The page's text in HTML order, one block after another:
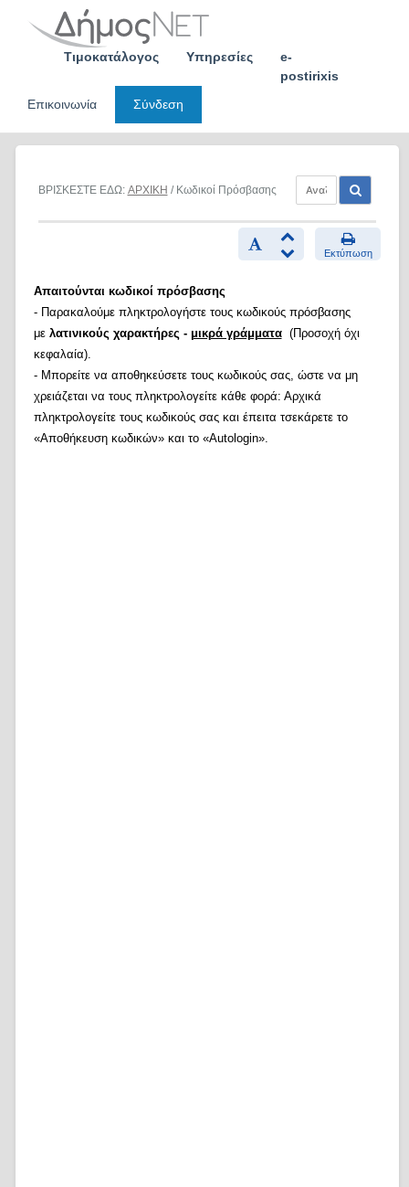
Τιμοκατάλογος Υπηρεσίες
e-
postirixis
Επικοινωνία
Σύνδεση
ΒΡΙΣΚΕΣΤΕ ΕΔΩ: ΑΡΧΙΚΗ / Κωδικοί Πρόσβασης
Εκτύπωση
Απαιτούνται κωδικοί πρόσβασης
- Παρακαλούμε πληκτρολογήστε τους κωδικούς πρόσβασης
με λατινικούς χαρακτήρες - μικρά γράμματα(Προσοχή όχι
κεφαλαία).
- Μπορείτε να αποθηκεύσετε τους κωδικούς σας, ώστε να μη
χρειάζεται να τους πληκτρολογείτε κάθε φορά: Αρχικά
πληκτρολογείτε τους κωδικούς σας και έπειτα τσεκάρετε το
«Αποθήκευση κωδικών» και το «Autologin».